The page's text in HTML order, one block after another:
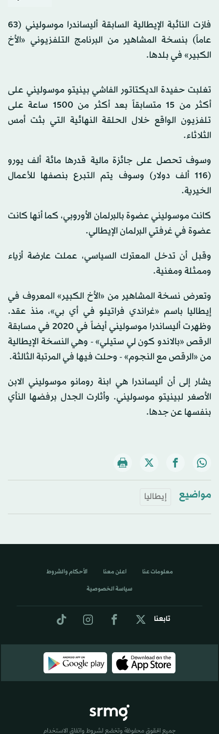
فازت النائبة الإيطالية السابقة أليساندرا موسوليني (63
عاماً) بنسخة المشاهير من البرنامج التلفزيوني «الأخ
الكبير» في بلدها.
تغلبت حفيدة الديكتاتور الفاشي بينيتو موسوليني على
أكثر من 15 متسابقاً بعد أكثر من 1500 ساعة على
تلفزيون الواقع خلال الحلقة النهائية التي بثت أمس
الثلاثاء.
وسوف تحصل على جائزة مالية قدرها مائة ألف يورو
(116 ألف دولار) وسوف يتم التبرع بنصفها للأعمال
الخيرية.
كانت موسوليني عضوة بالبرلمان الأوروبي، كما أنها كانت
عضوة في غرفتي البرلمان الإيطالي.
وقبل أن تدخل المعترك السياسي، عملت عارضة أزياء
وممثلة ومغنية.
وتعرض نسخة المشاهير من «الأخ الكبير» المعروف في
إيطاليا باسم «غراندي فراتيلو في أي بي»، منذ عقد.
وظهرت أليساندرا موسوليني أيضاً في 2020 في مسابقة
الرقص «بالاندو كون لي ستيلي» - وهي النسخة الإيطالية
من «الرقص مع النجوم» - وحلت فيها في المرتبة الثالثة.
يشار إلى أن أليساندرا هي ابنة رومانو موسوليني الابن
الأصغر لبينيتو موسوليني. وأثارت الجدل برفضها النأي
بنفسها عن جدها.
مواضيع إيطاليا
تابعنا
معلومات عنا اعلن معنا الأحكام والشروط
سياسة الخصوصية
جميع الحقوق محفوظة وتخضع لشروط واتفاق الاستخدام